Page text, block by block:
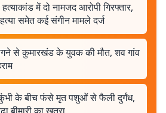
में दो नामजद आरोपी गिरफ्तार,
समेत कई संगीन मामले दर्ज
से कुमारखंड के युवक की मौत, शव गांव
के बीच फंसे मृत पशुओं से फैली दुर्गंध,